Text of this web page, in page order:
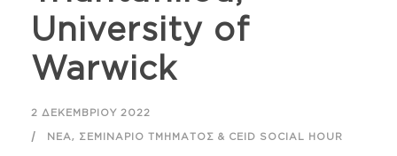
University of
Warwick
2 ΔΕΚΕΜΒΡΊΟΥ 2022
ΝΈΑ, ΣΕΜΙΝΆΡΙΟ ΤΜΉΜΑΤΟΣ & CEID SOCIAL HOUR